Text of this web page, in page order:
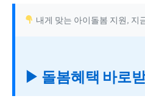
내게 맞는 아이돌봄 지원, 지
▶ 돌봄혜택 바로